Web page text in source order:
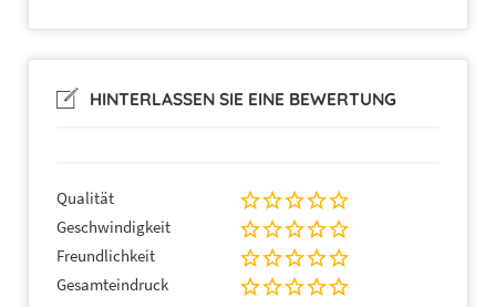
HINTERLASSEN SIE EINE BEWERTUNG
Qualität
Geschwindigkeit
Freundlichkeit
Gesamteindruck